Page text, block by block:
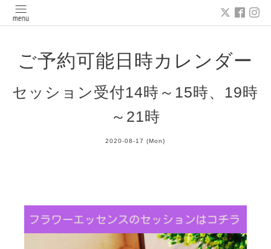
ご予約可能日時カレンダー
セッション受付14時～15時、19時
～21時
2020-08-17 (Mon)